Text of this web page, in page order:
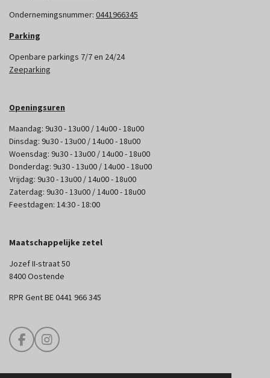
Ondernemingsnummer: 0441966345
Parking
Openbare parkings 7/7 en 24/24
Zeeparking
Openingsuren
Maandag: 9u30 - 13u00 / 14u00 - 18u00
Dinsdag: 9u30 - 13u00 / 14u00 - 18u00
Woensdag: 9u30 - 13u00 / 14u00 - 18u00
Donderdag: 9u30 - 13u00 / 14u00 - 18u00
Vrijdag: 9u30 - 13u00 / 14u00 - 18u00
Zaterdag: 9u30 - 13u00 / 14u00 - 18u00
Feestdagen: 14:30 - 18:00
Maatschappelijke zetel
Jozef II-straat 50
8400 Oostende
RPR Gent BE 0441 966 345
F
a
I
n